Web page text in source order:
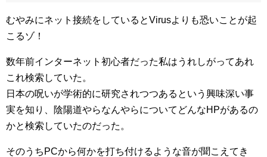
むやみにネット接続をしているとVirusよりも恐いことが起
こるゾ！
数年前インターネット初心者だった私はうれしがってあれ
これ検索していた。
日本の呪いが学術的に研究されつつあるという興味深い事
実を知り、陰陽道やらなんやらについてどんなHPがあるの
かと検索していたのだった。
そのうちPCから何かを打ち付けるような音が聞こえてき